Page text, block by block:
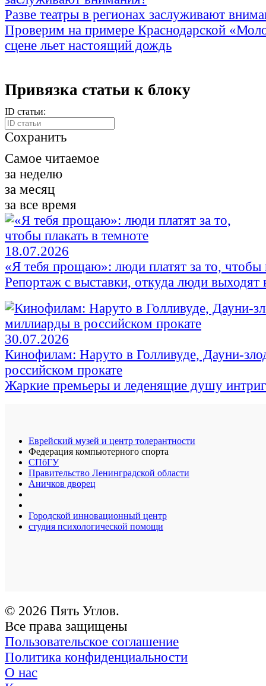
Разве театры в регионах заслуживают
Проверим на примере Краснодарской
сцене льет настоящий дождь
Привязка статьи к блоку
ID статьи:
Сохранить
Самое читаемое
за неделю
за месяц
за все время
18.07.2026
«Я тебя прощаю»: люди платят за то, чтобы
Репортаж с выставки, откуда люди выходят
30.07.2026
Кинофилам: Наруто в Голливуде, Дауни-
российском прокате
Жаркие премьеры и леденящие душу
Еврейский музей и центр толерантности
Федерация компьютерного спорта
СПбГУ
Правительство Ленинградской области
Аничков дворец
Городской инновационный центр
студия психологической помощи
© 2026 Пять Углов.
Все права защищены
Пользовательское соглашение
Политика конфиденциальности
О нас